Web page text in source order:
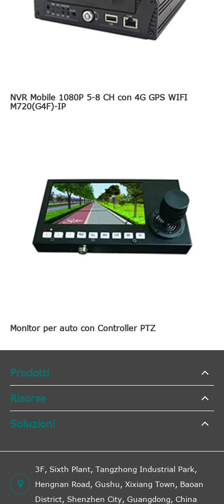
NVR Mobile 1080P 5-8 CH con 4G GPS WIFI
M720(G4F)-IP
Monitor per auto con Controller PTZ
Prodotti
Risorse
Soluzioni
3F, Sixth Plant, Tangzhong Industrial Park,
Hengnan Road, Gushu, Xixiang Town, Baoan
District, Shenzhen City, Guangdong, China